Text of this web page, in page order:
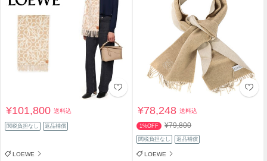
¥101,800送料込
関税負担なし 返品補償
LOEWE
¥78,248送料込
1%OFF ¥79,800
関税負担なし 返品補償
LOEWE